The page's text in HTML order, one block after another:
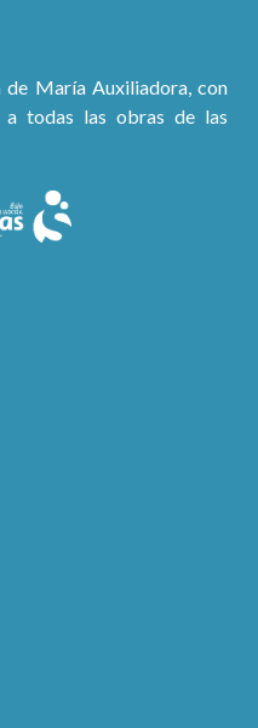
María Auxiliadora, con
a todas las obras de las